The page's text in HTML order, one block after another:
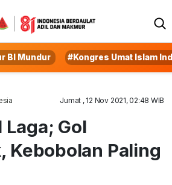
BI Mundur #Kongres Umat Islam
Jumat , 12 Nov 2021, 02:48 WIB
Laga; Gol
Kebobolan Paling